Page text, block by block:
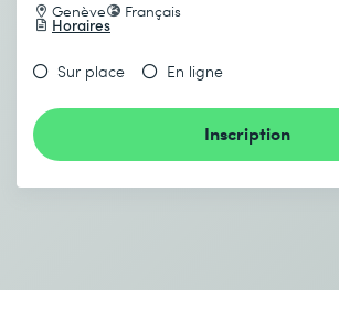
Classes
Modélisation
Genève Français
Horaires
Sur place En ligne
Inscription